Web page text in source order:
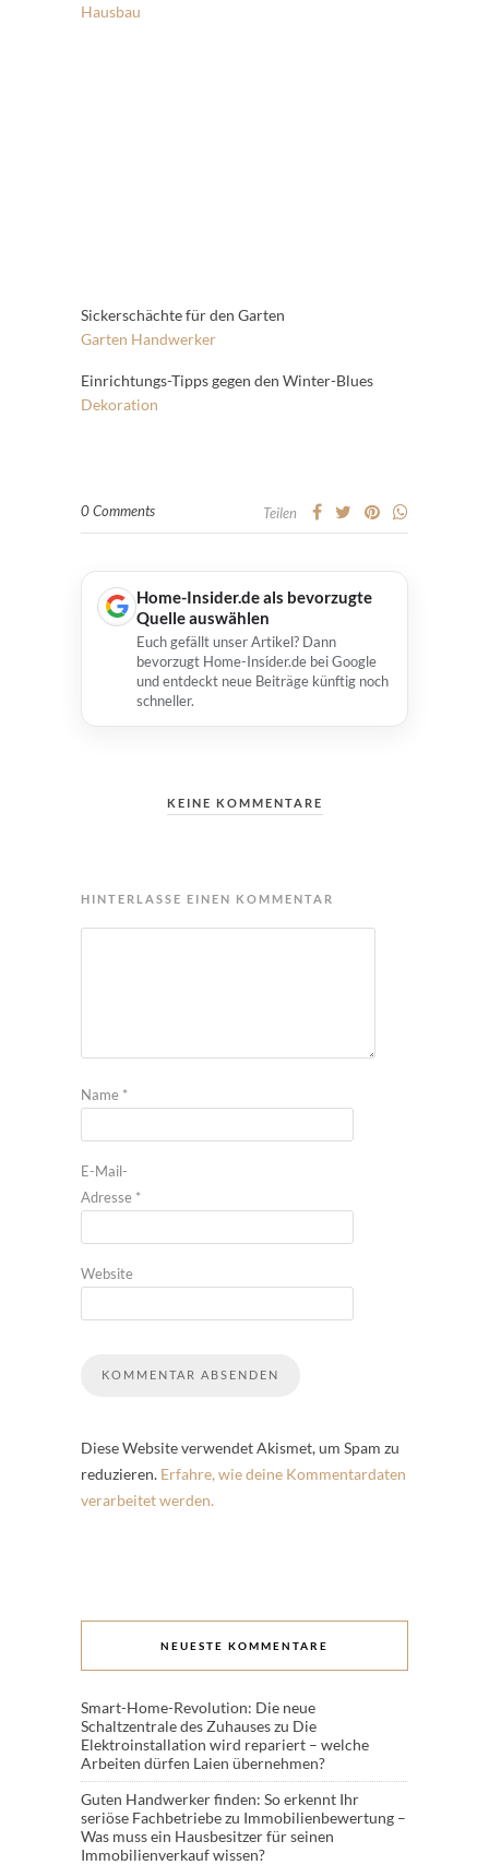
Hausbau
Sickerschächte für den Garten
Garten Handwerker
Einrichtungs-Tipps gegen den Winter-Blues
Dekoration
0 Comments Teilen
Home-Insider.de als bevorzugte
Quelle auswählen
Euch gefällt unser Artikel? Dann
bevorzugt Home-Insider.de bei Google
und entdeckt neue Beiträge künftig noch
schneller.
KEINE KOMMENTARE
HINTERLASSE EINEN KOMMENTAR
Name *
E-Mail-
Adresse *
Website
Diese Website verwendet Akismet, um Spam zu
reduzieren. Erfahre, wie deine Kommentardaten
verarbeitet werden.
NEUESTE KOMMENTARE
Smart-Home-Revolution: Die neue
Schaltzentrale des Zuhauseszu Die
Elektroinstallation wird repariert – welche
Arbeiten dürfen Laien übernehmen?
Guten Handwerker finden: So erkennt Ihr
seriöse Fachbetriebezu Immobilienbewertung –
Was muss ein Hausbesitzer für seinen
Immobilienverkauf wissen?